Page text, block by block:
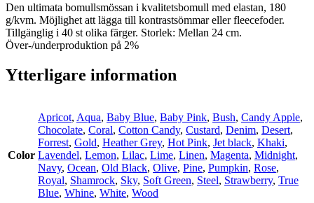
Den ultimata bomullsmössan i kvalitetsbomull med elastan, 180
g/kvm. Möjlighet att lägga till kontrastsömmar eller fleecefoder.
Tillgänglig i 40 st olika färger. Storlek: Mellan 24 cm.
Över-/underproduktion på 2%
Ytterligare information
Color
Apricot, Aqua, Baby Blue, Baby Pink, Bush, Candy Apple,
Chocolate, Coral, Cotton Candy, Custard, Denim, Desert,
Forrest, Gold, Heather Grey, Hot Pink, Jet black, Khaki,
Lavendel, Lemon, Lilac, Lime, Linen, Magenta, Midnight,
Navy, Ocean, Old Black, Olive, Pine, Pumpkin, Rose,
Royal, Shamrock, Sky, Soft Green, Steel, Strawberry, True
Blue, Whine, White, Wood